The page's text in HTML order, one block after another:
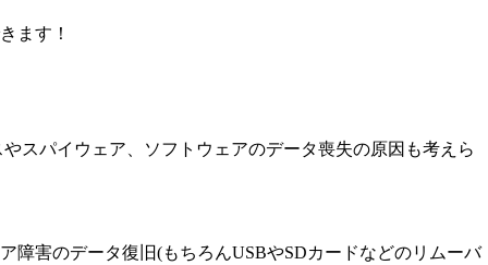
ます！
スパイウェア、ソフトウェアのデータ喪失の原因も考えら
障害のデータ復旧(もちろんUSBやSDカードなどのリムーバ